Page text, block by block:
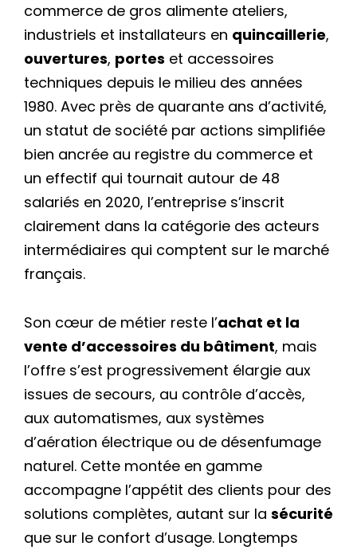
commerce de gros alimente ateliers,
industriels et installateurs en quincaillerie,
ouvertures, portes et accessoires
techniques depuis le milieu des années
1980. Avec près de quarante ans d’activité,
un statut de société par actions simplifiée
bien ancrée au registre du commerce et
un effectif qui tournait autour de 48
salariés en 2020, l’entreprise s’inscrit
clairement dans la catégorie des acteurs
intermédiaires qui comptent sur le marché
français.
Son cœur de métier reste l’achat et la
vente d’accessoires du bâtiment, mais
l’offre s’est progressivement élargie aux
issues de secours, au contrôle d’accès,
aux automatismes, aux systèmes
d’aération électrique ou de désenfumage
naturel. Cette montée en gamme
accompagne l’appétit des clients pour des
solutions complètes, autant sur la sécurité
que sur le confort d’usage. Longtemps